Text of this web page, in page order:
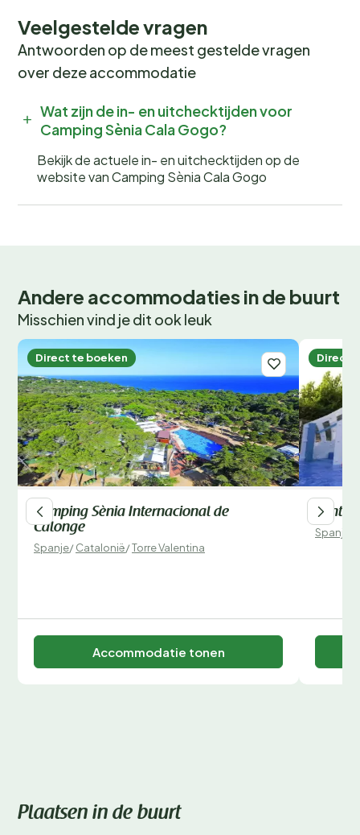
Veelgestelde vragen
Antwoorden op de meest gestelde vragen
over deze accommodatie
Wat zijn de in- en uitchecktijden voor
Camping Sènia Cala Gogo?
Bekijk de actuele in- en uitchecktijden op de
website van Camping Sènia Cala Gogo
Andere accommodaties in de buurt
Misschien vind je dit ook leuk
Direct te boeken
Camping Sènia Internacional de
Calonge
Spanje/Catalonië/Torre Valentina
Accommodatie tonen
Direct
Sant
Spanje
Plaatsen in de buurt